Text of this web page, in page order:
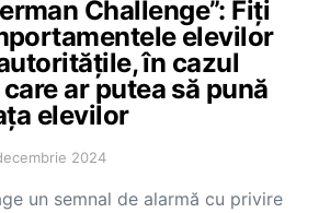
Challenge”: Fiți
elevilor
în cazul
ar putea să pună
elevilor
2024
un semnal de alarmă cu privire